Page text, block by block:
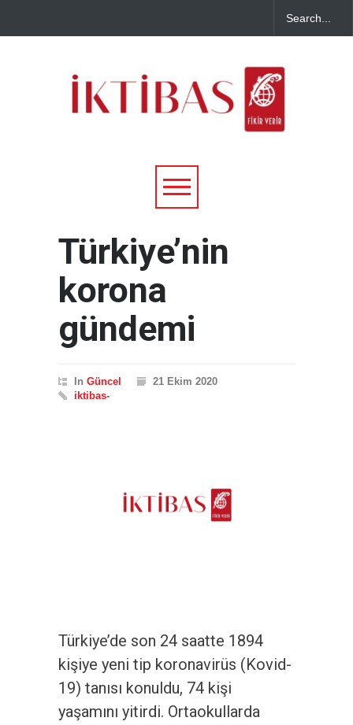
Türkiye’nin
korona
gündemi
In Güncel
21 Ekim 2020
iktibas-
Türkiye’de son 24 saatte 1894
kişiye yeni tip koronavirüs (Kovid-
19) tanısı konuldu, 74 kişi
yaşamını yitirdi. Ortaokullarda